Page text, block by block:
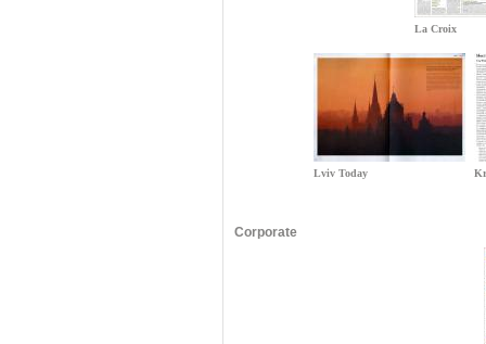
La Croix
Lviv Today
Corporate